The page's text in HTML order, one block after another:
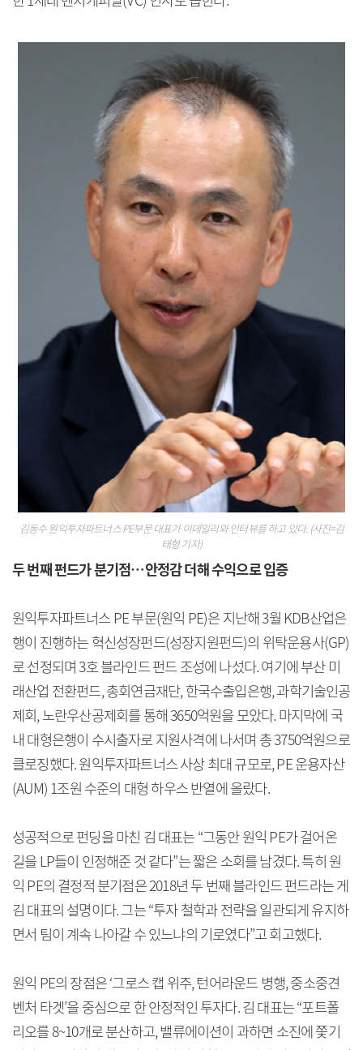
김동수 원익투자파트너스 PE부문 대표가 이데일리와 인터뷰를 하고 있다. (사진=김
태형 기자)
두 번째 펀드가 분기점…안정감 더해 수익으로 입증
원익투자파트너스 PE 부문(원익 PE)은 지난해 3월 KDB산업은
행이 진행하는 혁신성장펀드(성장지원펀드)의 위탁운용사(GP)
로 선정되며 3호 블라인드 펀드 조성에 나섰다. 여기에 부산 미
래산업 전환펀드, 총회연금재단, 한국수출입은행, 과학기술인공
제회, 노란우산공제회를 통해 3650억원을 모았다. 마지막에 국
내 대형은행이 수시출자로 지원사격에 나서며 총 3750억원으로
클로징했다. 원익투자파트너스 사상 최대 규모로, PE 운용자산
(AUM) 1조원 수준의 대형 하우스 반열에 올랐다.
성공적으로 펀딩을 마친 김 대표는 “그동안 원익 PE가 걸어온
길을 LP들이 인정해준 것 같다”는 짧은 소회를 남겼다. 특히 원
익 PE의 결정적 분기점은 2018년 두 번째 블라인드 펀드라는 게
김 대표의 설명이다. 그는 “투자 철학과 전략을 일관되게 유지하
면서 팀이 계속 나아갈 수 있느냐의 기로였다”고 회고했다.
원익 PE의 장점은 ‘그로스 캡 위주, 턴어라운드 병행, 중소중견
벤처 타겟’을 중심으로 한 안정적인 투자다. 김 대표는 “포트폴
리오를 8~10개로 분산하고, 밸류에이션이 과하면 소진에 쫓기